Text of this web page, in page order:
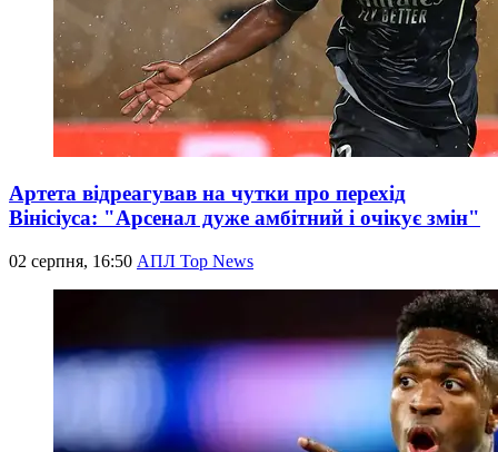
Артета відреагував на чутки про перехід
Вінісіуса: "Арсенал дуже амбітний і очікує змін"
02 серпня, 16:50 АПЛ Top News